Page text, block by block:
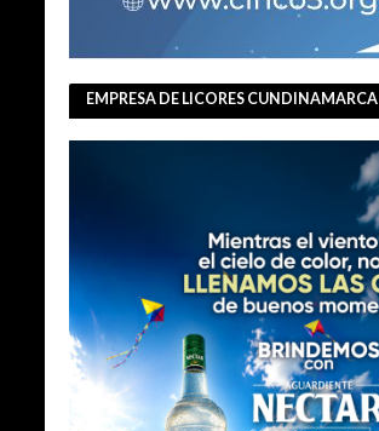
EMPRESA DE LICORES CUNDINAMARCA